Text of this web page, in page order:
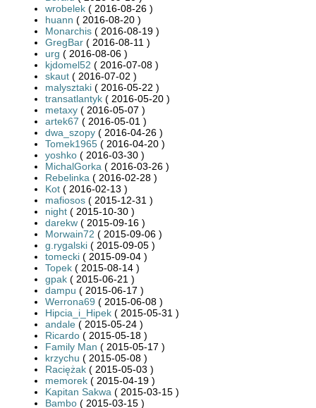
wrobelek ( 2016-08-26 )
huann ( 2016-08-20 )
Monarchis ( 2016-08-19 )
GregBar ( 2016-08-11 )
urg ( 2016-08-06 )
kjdomel52 ( 2016-07-08 )
skaut ( 2016-07-02 )
malysztaki ( 2016-05-22 )
transatlantyk ( 2016-05-20 )
metaxy ( 2016-05-07 )
artek67 ( 2016-05-01 )
dwa_szopy ( 2016-04-26 )
Tomek1965 ( 2016-04-20 )
yoshko ( 2016-03-30 )
MichalGorka ( 2016-03-26 )
Rebelinka ( 2016-02-28 )
Kot ( 2016-02-13 )
mafiosos ( 2015-12-31 )
night ( 2015-10-30 )
darekw ( 2015-09-16 )
Morwain72 ( 2015-09-06 )
g.rygalski ( 2015-09-05 )
tomecki ( 2015-09-04 )
Topek ( 2015-08-14 )
gpak ( 2015-06-21 )
dampu ( 2015-06-17 )
Werrona69 ( 2015-06-08 )
Hipcia_i_Hipek ( 2015-05-31 )
andale ( 2015-05-24 )
Ricardo ( 2015-05-18 )
Family Man ( 2015-05-17 )
krzychu ( 2015-05-08 )
Raciężak ( 2015-05-03 )
memorek ( 2015-04-19 )
Kapitan Sakwa ( 2015-03-15 )
Bambo ( 2015-03-15 )